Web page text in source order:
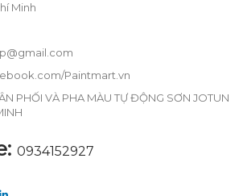
Minh
Paintmart.vn
PHỐI VÀ PHA MÀU TỰ ĐỘNG SƠN JOTUN
0934152927